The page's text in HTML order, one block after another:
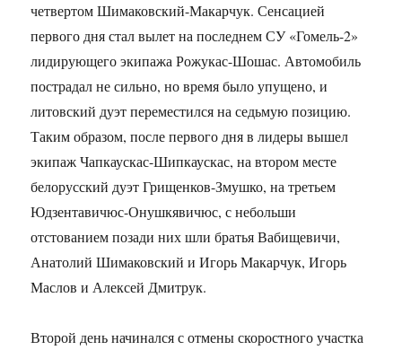
четвертом Шимаковский-Макарчук. Сенсацией
первого дня стал вылет на последнем СУ «Гомель-2»
лидирующего экипажа Рожукас-Шошас. Автомобиль
пострадал не сильно, но время было упущено, и
литовский дуэт переместился на седьмую позицию.
Таким образом, после первого дня в лидеры вышел
экипаж Чапкаускас-Шипкаускас, на втором месте
белорусский дуэт Грищенков-Змушко, на третьем
Юдзентавичюс-Онушкявичюс, с небольши
отстованием позади них шли братья Вабищевичи,
Анатолий Шимаковский и Игорь Макарчук, Игорь
Маслов и Алексей Дмитрук.
Второй день начинался с отмены скоростного участка